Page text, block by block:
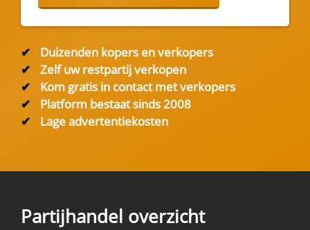
✔
Duizenden kopers en verkopers
✔
Zelf uw restpartij verkopen
✔
Kom gratis in contact met verkopers
✔
Platform bestaat sinds 2008
✔
Lage advertentiekosten
Partijhandel overzicht